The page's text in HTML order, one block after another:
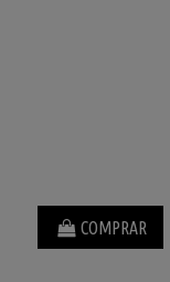
COMPRAR